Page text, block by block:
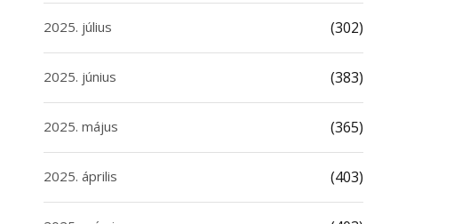
2025. július (302)
2025. június (383)
2025. május (365)
2025. április (403)